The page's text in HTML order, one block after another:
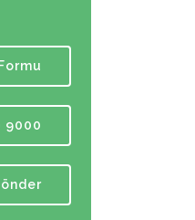
9000